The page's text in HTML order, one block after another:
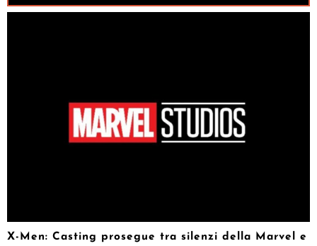
X-Men: Casting prosegue tra silenzi della Marvel e